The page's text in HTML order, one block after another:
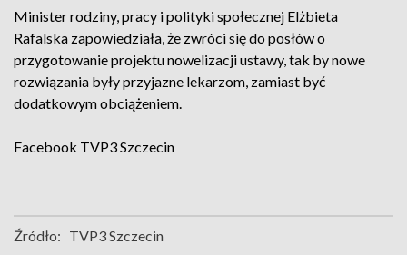
Minister rodziny, pracy i polityki społecznej Elżbieta
Rafalska zapowiedziała, że zwróci się do posłów o
przygotowanie projektu nowelizacji ustawy, tak by nowe
rozwiązania były przyjazne lekarzom, zamiast być
dodatkowym obciążeniem.
Facebook TVP3 Szczecin
Źródło: TVP3 Szczecin